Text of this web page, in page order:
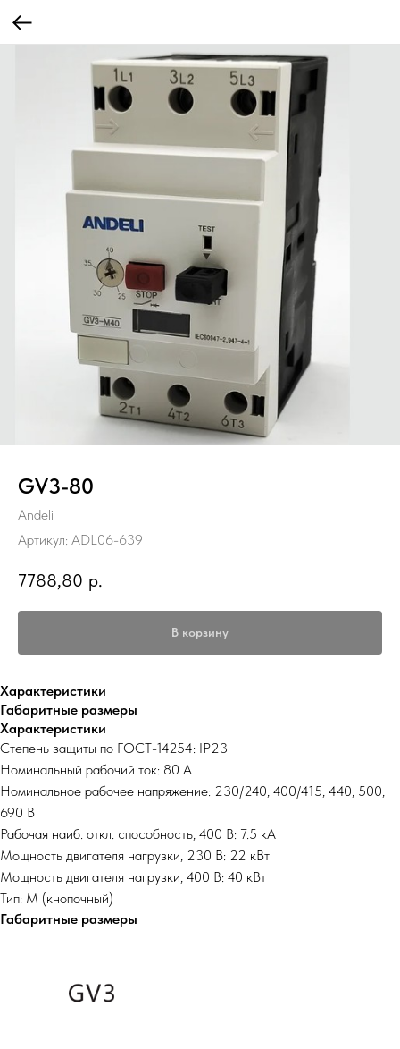
GV3-80
Andeli
Артикул: ADL06-639
7788,80 р.
В корзину
Характеристики
Габаритные размеры
Характеристики
Степень защиты по ГОСТ-14254: IP23
Номинальный рабочий ток: 80 А
Номинальное рабочее напряжение: 230/240, 400/415, 440, 500,
690 В
Рабочая наиб. откл. способность, 400 В: 7.5 кА
Мощность двигателя нагрузки, 230 В: 22 кВт
Мощность двигателя нагрузки, 400 В: 40 кВт
Тип: M (кнопочный)
Габаритные размеры